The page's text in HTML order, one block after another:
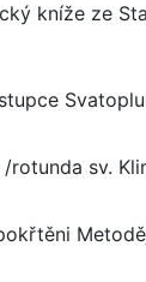
kníže ze
sv.